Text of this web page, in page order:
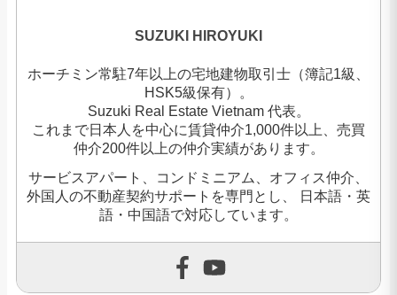
SUZUKI HIROYUKI
ホーチミン常駐7年以上の宅地建物取引士（簿記1級、
HSK5級保有）。
Suzuki Real Estate Vietnam 代表。
これまで日本人を中心に賃貸仲介1,000件以上、売買
仲介200件以上の仲介実績があります。
サービスアパート、コンドミニアム、オフィス仲介、
外国人の不動産契約サポートを専門とし、 日本語・英
語・中国語で対応しています。